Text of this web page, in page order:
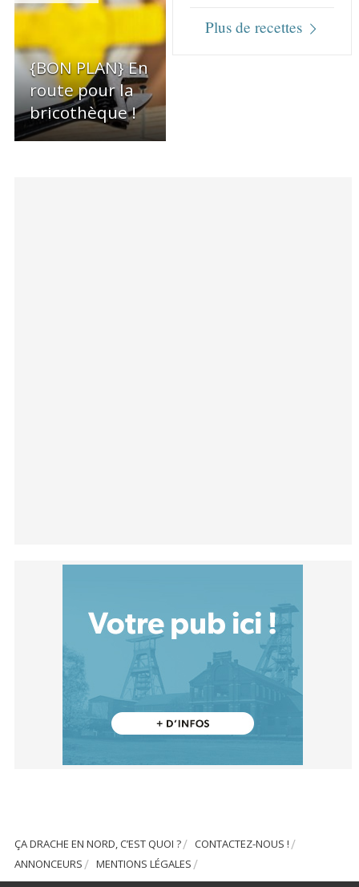
{BON PLAN} En
route pour la
bricothèque !
Plus de recettes
ÇA DRACHE EN NORD, C’EST QUOI ?
CONTACTEZ-NOUS !
ANNONCEURS
MENTIONS LÉGALES